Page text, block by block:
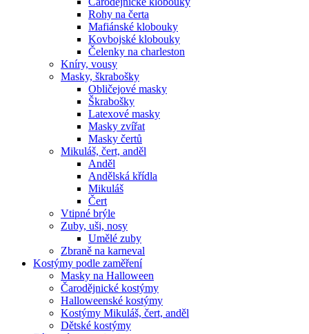
Rohy na čerta
Mafiánské klobouky
Kovbojské klobouky
Čelenky na charleston
Kníry, vousy
Masky, škrabošky
Obličejové masky
Škrabošky
Latexové masky
Masky zvířat
Masky čertů
Mikuláš, čert, anděl
Anděl
Andělská křídla
Mikuláš
Čert
Vtipné brýle
Zuby, uši, nosy
Umělé zuby
Zbraně na karneval
Kostýmy podle zaměření
Masky na Halloween
Čarodějnické kostýmy
Halloweenské kostýmy
Kostýmy Mikuláš, čert, anděl
Dětské kostýmy